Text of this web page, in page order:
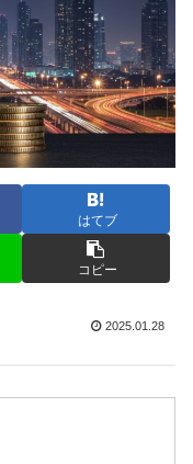
はてブ
コピー
2025.01.28